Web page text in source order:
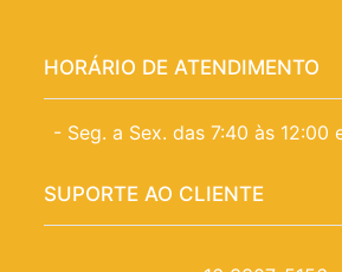
HORÁRIO DE ATENDIMENTO
- Seg. a Sex. das 7:40 às 12:00
SUPORTE AO CLIENTE